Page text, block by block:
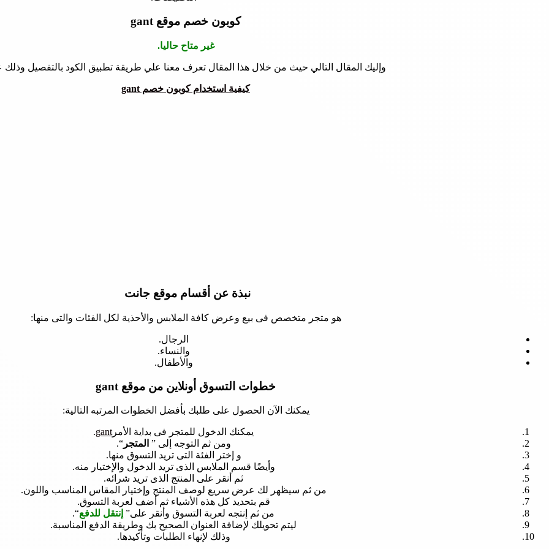
كوبون خصم موقع gant
غير متاح حاليا.
وإليك المقال التالي حيث من خلال هذا المقال تعرف معنا علي طريقة تطبيق الكود بالتفصيل وذلك
كيفية استخدام كوبون خصم gant
نبذة عن أقسام موقع جانت
هو متجر متخصص فى بيع وعرض كافة الملابس والأحذية لكل الفئات والتى منها:
الرجال.
والنساء.
والأطفال.
خطوات التسوق أونلاين من موقع gant
يمكنك الآن الحصول على طلبك بأفضل الخطوات المرتبه التالية:
يمكنك الدخول للمتجر فى بداية الأمر gant
.
ومن ثم التوجه إلى ” المتجر“.
و إختر الفئة التى تريد التسوق منها.
وأيضًا قسم الملابس الذى تريد الدخول والإختيار منه.
ثم أنقر على المنتج الذى تريد شرائه.
من ثم سيظهر لك عرض سريع لوصف المنتج وإختيار المقاس المناسب واللون.
قم بتحديد كل هذه الأشياء ثم أضف لعربة التسوق.
من ثم إنتجه لعربة التسوق وأنقر على” إنتقل للدفع“.
ليتم تحويلك لإضافة العنوان الصحيح بك وطريقة الدفع المناسبة.
وذلك لإنهاء الطلبات وتأكيدها.